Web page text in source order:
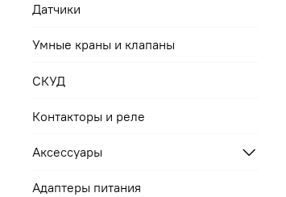
Датчики
Умные краны и клапаны
СКУД
Контакторы и реле
Аксессуары
Адаптеры питания